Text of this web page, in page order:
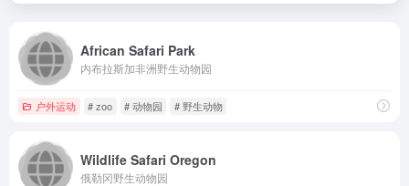
African Safari Park
内布拉斯加非洲野生动物园
户外运动 # zoo # 动物园 # 野生动物
Wildlife Safari Oregon
俄勒冈野生动物园